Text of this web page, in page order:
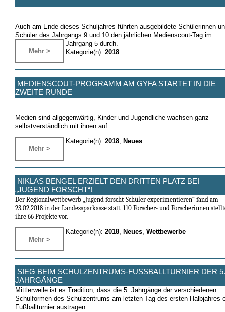
Auch am Ende dieses Schuljahres führten ausgebildete Schülerinnen
Schüler des Jahrgangs 9 und 10 den jährlichen Medienscout-Tag im
Jahrgang 5 durch.
Mehr >
Kategorie(n): 2018
MEDIENSCOUT-PROGRAMM AM GYFA STARTET IN DIE
ZWEITE RUNDE
Medien sind allgegenwärtig, Kinder und Jugendliche wachsen ganz
selbstverständlich mit ihnen auf.
Mehr >
Kategorie(n): 2018 ,Neues
NIKLAS BENGEL ERZIELT DEN DRITTEN PLATZ BEI
„JUGEND FORSCHT“!
Der Regionalwettbewerb „Jugend forscht-Schüler experimentieren“ fand am
23.02.2018 in der Landessparkasse statt. 110 Forscher- und Forscherinnen
ihre 66 Projekte vor.
Mehr >
Kategorie(n): 2018, Neues,Wettbewerbe
SIEG BEIM SCHULZENTRUMS-FUSSBALLTURNIER DER 5. J
AHRGÄNGE
Mittlerweile ist es Tradition, dass die 5. Jahrgänge der verschiedenen
Schulformen des Schulzentrums am letzten Tag des ersten Halbjahres
Fußballturnier austragen.